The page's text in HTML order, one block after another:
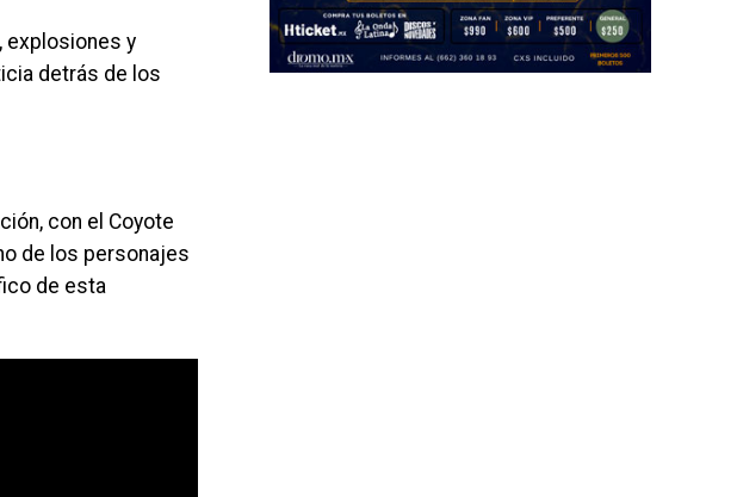
explosiones y
detrás de los
con el Coyote
de los personajes
de esta